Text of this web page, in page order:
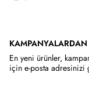
En yeni ürünler,
için e-posta adresinizi